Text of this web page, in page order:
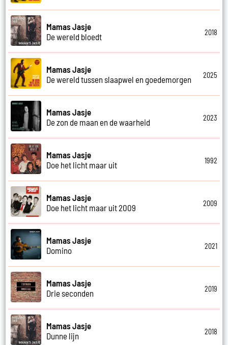
Mamas Jasje
De wereld bloedt
2018
Mamas Jasje
De wereld tussen slaapwel en goedemorgen
2025
Mamas Jasje
De zon de maan en de waarheid
2023
Mamas Jasje
Doe het licht maar uit
1992
Mamas Jasje
Doe het licht maar uit 2009
2009
Mamas Jasje
Domino
2021
Mamas Jasje
Drie seconden
2019
Mamas Jasje
Dunne lijn
2018